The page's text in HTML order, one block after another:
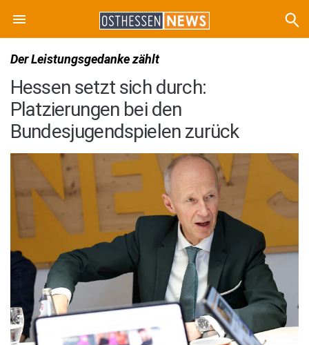
Der Leistungsgedanke zählt
Hessen setzt sich durch:
Platzierungen bei den
Bundesjugendspielen zurück